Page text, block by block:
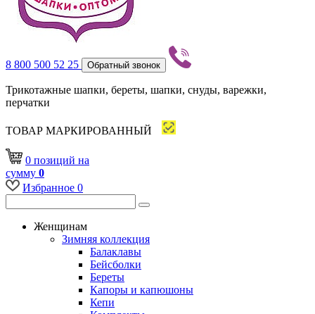
8 800 500 52 25 Обратный звонок
Трикотажные шапки, береты, шапки, снуды, варежки,
перчатки
ТОВАР МАРКИРОВАННЫЙ
0 позиций на
сумму 0
Избранное 0
Женщинам
Зимняя коллекция
Балаклавы
Бейсболки
Береты
Капоры и капюшоны
Кепи